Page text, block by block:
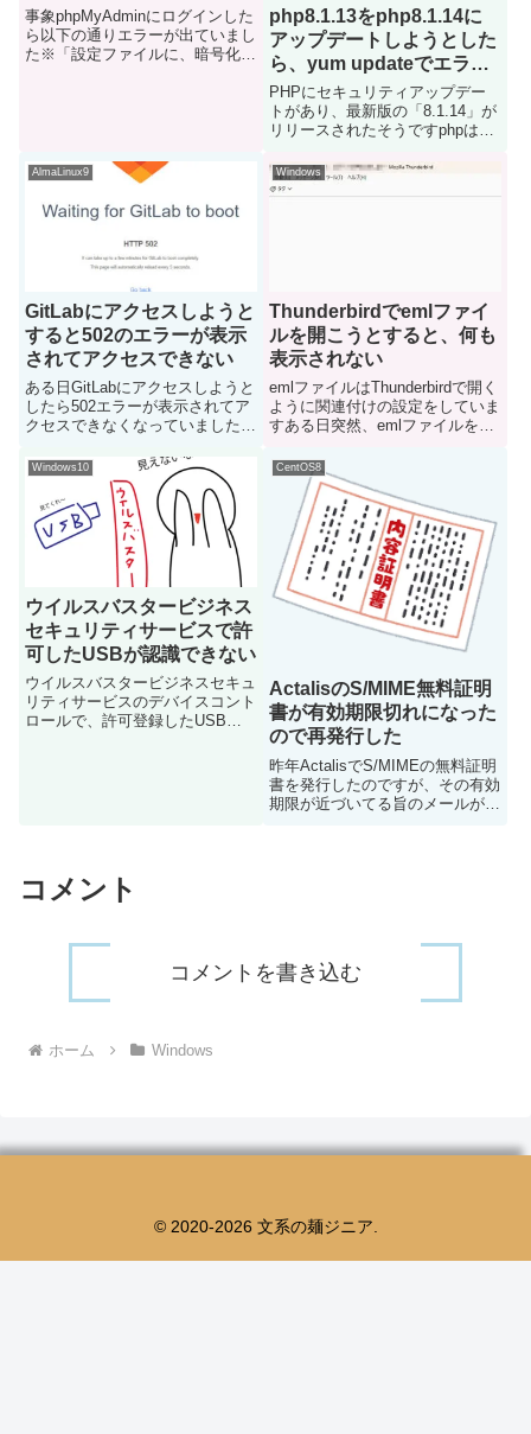
（blowfish_secret）の長
さが正しくありません。32
バイトでなければなりませ
事象phpMyAdminにログインした
ら以下の通りエラーが出ていまし
た※「設定ファイルに、暗号化
php8.1.13をphp8.1.14に
アップデートしようとした
ら、yum updateでエラー
が出て失敗した
PHPにセキュリティアップデー
トがあり、最新版の「8.1.14」が
リリースされたそうですphpは
yum updateでアップデートしよ
うとしたのですが、エラーが出て
AlmaLinux9
GitLabにアクセスしようと
すると502のエラーが表示
されてアクセスできない
ある日GitLabにアクセスしようと
したら502エラーが表示されてア
クセスできなくなっていました原
ログを確認すると「"badgateway:
failed to receive response: dia...
Windows
Thunderbirdでemlファイ
ルを開こうとすると、何も
表示されない
emlファイルはThunderbirdで開く
ように関連付けの設定をしていま
すある日突然、emlファイルを開
も表示されなくなってしまいまし
た原因原因は不明ですですが、
128.10.1 esrのバグの可能性が高
そう...
Windows10
ウイルスバスタービジネス
セキュリティサービスで許
可したUSBが認識できない
ウイルスバスタービジネスセキュ
リティサービスのデバイスコント
ロールで、許可登録したUSBの
CentOS8
ActalisのS/MIME無料証明
書が有効期限切れになった
ので再発行した
昨年ActalisでS/MIMEの無料証明
書を発行したのですが、その有効
期限が近づいてる旨のメールが届
コメント
コメントを書き込む
ホーム Windows
© 2020-2026 文系の麺ジニア.